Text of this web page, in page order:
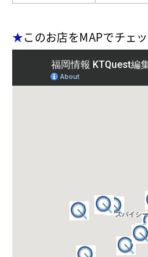
★このお店をMAPでチェッ